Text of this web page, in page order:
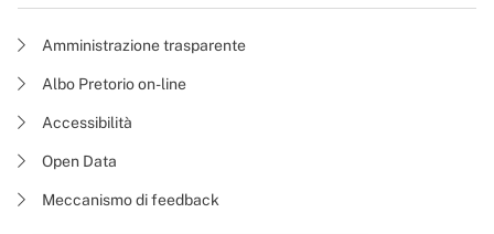
Amministrazione trasparente
Albo Pretorio on-line
Accessibilità
Open Data
Meccanismo di feedback